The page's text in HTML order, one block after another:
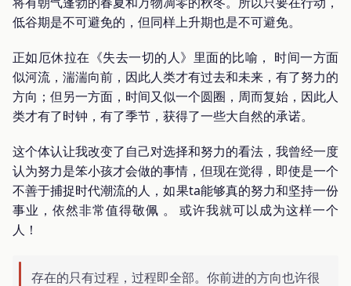
低谷期是不可避免的，但同样上升期也是不可避免。
正如厄休拉在《失去一切的人》里面的比喻， 时间一方面
似河流，湍湍向前，因此人类才有过去和未来，有了努力的
方向；但另一方面，时间又似一个圆圈，周而复始，因此人
类才有了时钟，有了季节，获得了一些大自然的承诺。
这个体认让我改变了自己对选择和努力的看法，我曾经一度
认为努力是笨小孩才会做的事情，但现在觉得，即使是一个
不善于捕捉时代潮流的人，如果ta能够真的努力和坚持一份
事业，依然非常值得敬佩 。 或许我就可以成为这样一个
人！
存在的只有过程，过程即全部。你前进的方向也许很